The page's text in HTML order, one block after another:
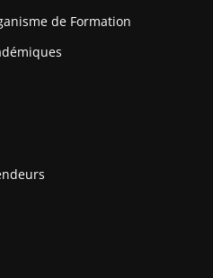
de Formation